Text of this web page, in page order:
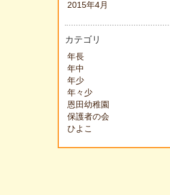
2015年4月
カテゴリ
年長
年中
年少
年々少
恩田幼稚園
保護者の会
ひよこ